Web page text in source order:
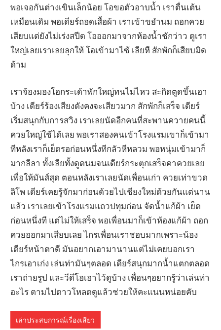
พอเจอกันต่างเขินเล็กน้อย โอขอตัวอาบน้ำ เราตื่นเต้น
เหมือนเดิม พอเดียร์ถอดเสื้อผ้า เราเข้าขยำนม ถอกควย
เสียบแต่ยังไม่เร่งสปีด โอออกมาจากห้องน้ำชักว่าว ดูเรา
ใหญ่เลยเราเลยลุกให้ โอเข้ามาไซ้ เลียหี สักพักก็เสียบมิด
ด้าม
เราจ้องมองโอกระเด้าพักใหญ่ทนไม่ไหว สะกิดตูดขึ้นเอา
บ้าง เดียร์ร้องเสียงดังคงจะเสียวมาก สักพักก็เสร็จ เดียร์
เริ่มสนุกกับการสวิง เราเลยนัดอีกคนที่สะพานควายคนนี้
ควยใหญ่ใช้ได้เลย พอเราสองคนเข้าโรงแรมเขาก็เข้ามา
ทีหลังเราก็เย็ดรอก่อนหนึ่งทีกลัวหีหลวม พอหนุ่มเข้ามาก็
มากลีลา ทั้งเลียทั้งดูดนมจนเดียร์กระตุกเสร็จคาควยเลย
เพื่อให้มันส์สุด ตอนหลังเราเลยนัดเพื่อนเก่า ควยเท่าขวด
ลิโพ เดียร์เคยรู้จักมาก่อนด้วยไปเชียงใหม่ด้วยกันแต่นาน
แล้ว เราเลยเข้าโรงแรมแถวปทุมก่อน จัดน้ำแก้ผ้า เย็ด
ก่อนหนึ่งที แต่ไม่ให้เสร็จ พอเพื่อนมาก็เข้าห้องแก้ผ้า ถอก
ควยออกมาเสียบเลย ไกรเพื่อนเราชอบมากเพราะน้อง
เดียร์หน้าตาดี มันอยากเอามานานแต่ไม่เคยบอกเรา
ไกรเอาเก่ง เล่นท่ามันๆตลอด เดียร์สนุกมากน้ำแตกตลอด
เราถ่ายรูป และวีดีโอเอาไว้ดูบ้าง เพื่อนๆอยากรู้ว่าเล่นท่า
อะไร ตามไปดาวโหลดดูแล้วช่วยให้คะแนนหน่อยคับ
เล่าประสบการณ์เรื่องเสียว